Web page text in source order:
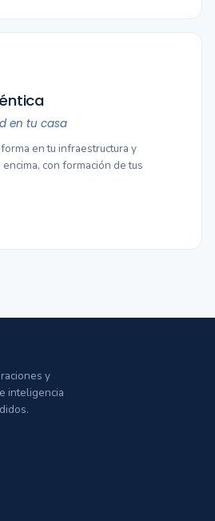
en tu casa
en tu infraestructura y
con formación de tus
y
inteligencia